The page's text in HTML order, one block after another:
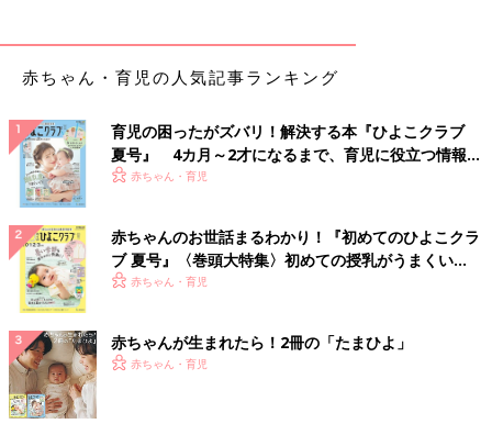
赤ちゃん・育児の人気記事ランキング
育児の困ったがズバリ！解決する本『ひよこクラブ
夏号』 4カ月～2才になるまで、育児に役立つ情報が
いっぱい！
赤ちゃん・育児
赤ちゃんのお世話まるわかり！『初めてのひよこクラ
ブ 夏号』〈巻頭大特集〉初めての授乳がうまくい
く！ おっぱい・ミルクの基本と夏のトラブル 解決テ
赤ちゃん・育児
赤ちゃんが生まれたら！2冊の「たまひよ」
赤ちゃん・育児